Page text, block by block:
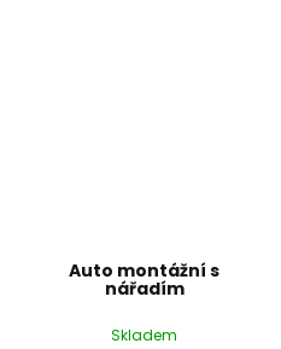
Auto montážní s
nářadím
Skladem